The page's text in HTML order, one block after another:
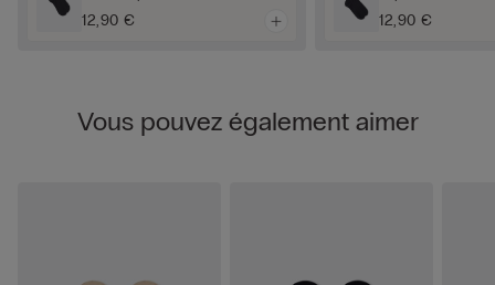
12,90 € 12,90 €
Vous pouvez également aimer